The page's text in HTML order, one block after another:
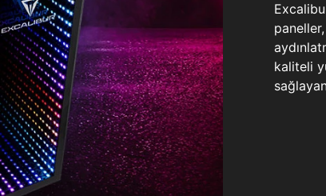
kaliteli